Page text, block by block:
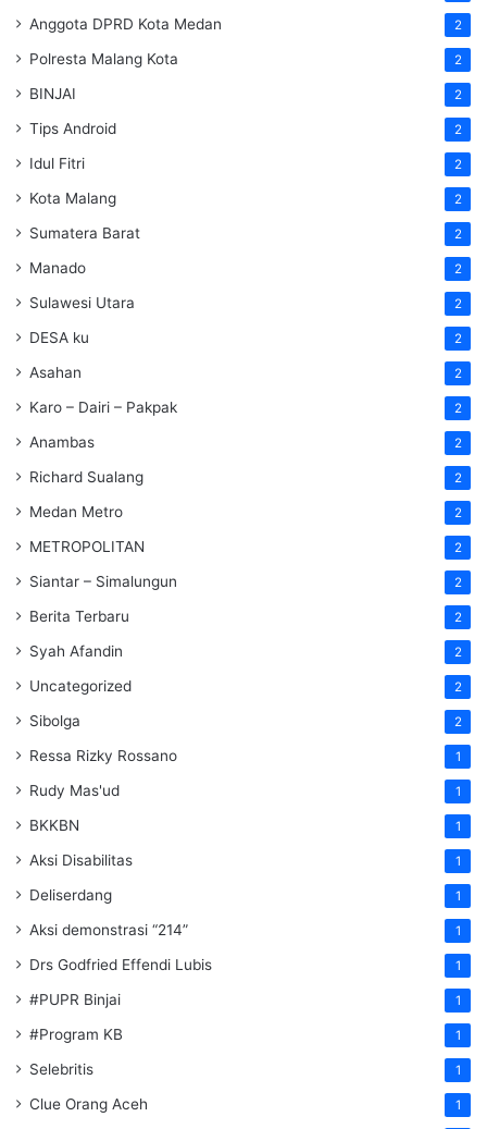
Anggota DPRD Kota Medan 2
Polresta Malang Kota 2
BINJAI 2
Tips Android 2
Idul Fitri 2
Kota Malang 2
Sumatera Barat 2
Manado 2
Sulawesi Utara 2
DESA ku 2
Asahan 2
Karo – Dairi – Pakpak 2
Anambas 2
Richard Sualang 2
Medan Metro 2
METROPOLITAN 2
Siantar – Simalungun 2
Berita Terbaru 2
Syah Afandin 2
Uncategorized 2
Sibolga 2
Ressa Rizky Rossano 1
Rudy Mas'ud 1
BKKBN 1
Aksi Disabilitas 1
Deliserdang 1
Aksi demonstrasi “214” 1
Drs Godfried Effendi Lubis 1
#PUPR Binjai 1
#Program KB 1
Selebritis 1
Clue Orang Aceh 1